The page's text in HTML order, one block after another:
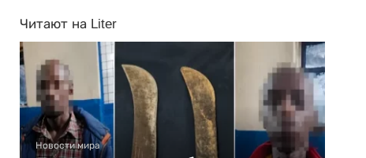
Читают на Liter
Новости мира